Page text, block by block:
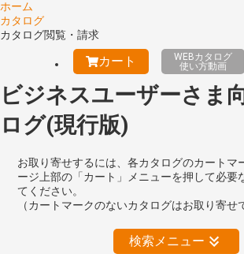
ホーム
カタログ
カタログ閲覧・請求
カート
WEBカタログ
使い方動画
ビジネスユーザーさま
ログ(現行版)
お取り寄せするには、各カタログのカートマ
ージ上部の「カート」メニューを押して必要
てください。
（カートマークのないカタログはお取り寄せ
検索メニュー